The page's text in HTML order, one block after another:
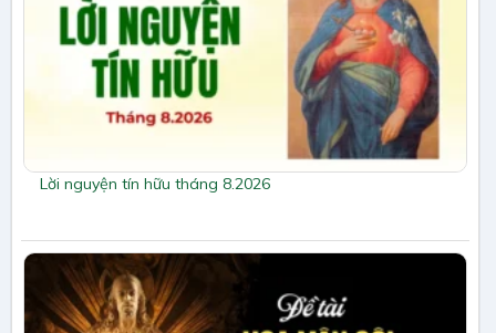
Lời nguyện tín hữu tháng 8.2026